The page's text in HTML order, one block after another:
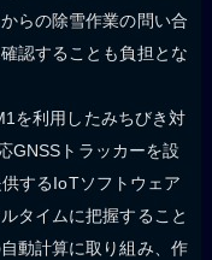
らの除雪作業の問い合
認することも負担とな
を利用したみちびき対
GNSSトラッカーを設
するIoTソフトウェア
タイムに把握すること
動計算に取り組み、作